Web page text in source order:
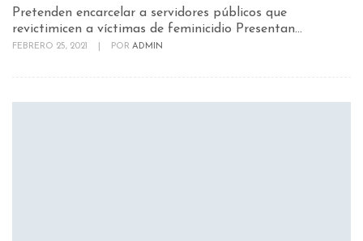
Pretenden encarcelar a servidores públicos que
revictimicen a víctimas de feminicidio Presentan...
FEBRERO 25, 2021 POR ADMIN